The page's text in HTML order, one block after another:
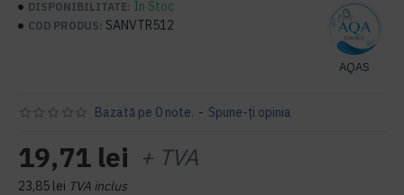
DISPONIBILITATE: În Stoc
COD PRODUS: SANVTR512
AQAS
Bazată pe 0 note. - Spune-ţi opinia
19,71 lei + TVA
23,85 lei TVA inclus